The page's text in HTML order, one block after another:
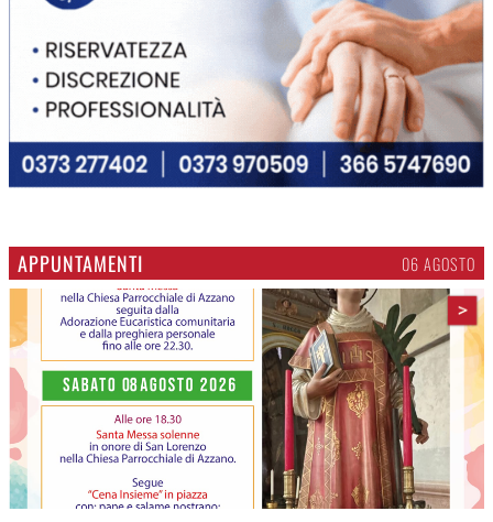
APPUNTAMENTI 06 AGOSTO
>